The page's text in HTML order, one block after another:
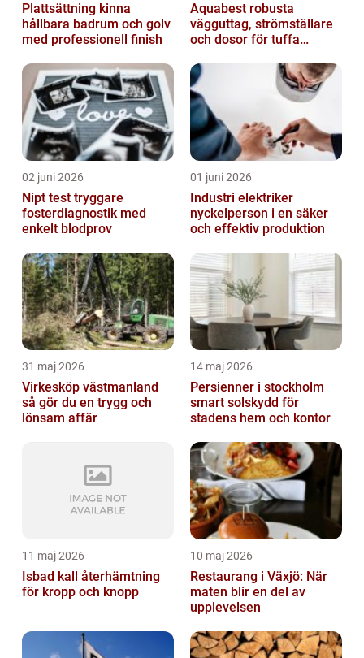
Plattsättning kinna
hållbara badrum och golv
med professionell finish
Aquabest robusta
vägguttag, strömställare
och dosor för tuffa
02 juni 2026
Nipt test tryggare
fosterdiagnostik med
enkelt blodprov
01 juni 2026
Industri elektriker
nyckelperson i en säker
och effektiv produktion
31 maj 2026
Virkesköp västmanland
så gör du en trygg och
lönsam affär
14 maj 2026
Persienner i stockholm
smart solskydd för
stadens hem och kontor
11 maj 2026
Isbad kall återhämtning
för kropp och knopp
10 maj 2026
Restaurang i Växjö: När
maten blir en del av
upplevelsen